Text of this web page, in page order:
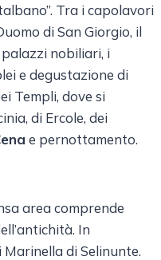
Tra i capolavori
di San Giorgio, il
nobiliari, i
e degustazione di
Templi, dove si
di Ercole, dei
e pernottamento.
area comprende
In
di Selinunte.